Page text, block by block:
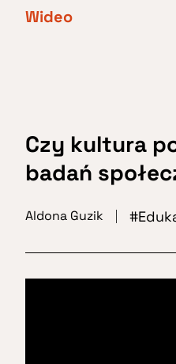
Wideo
Czy kultura
badań
Aldona Guzik